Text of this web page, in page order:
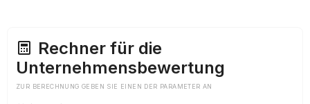
Rechner für die
Unternehmensbewertung
ZUR BERECHNUNG GEBEN SIE EINEN DER PARAMETER AN